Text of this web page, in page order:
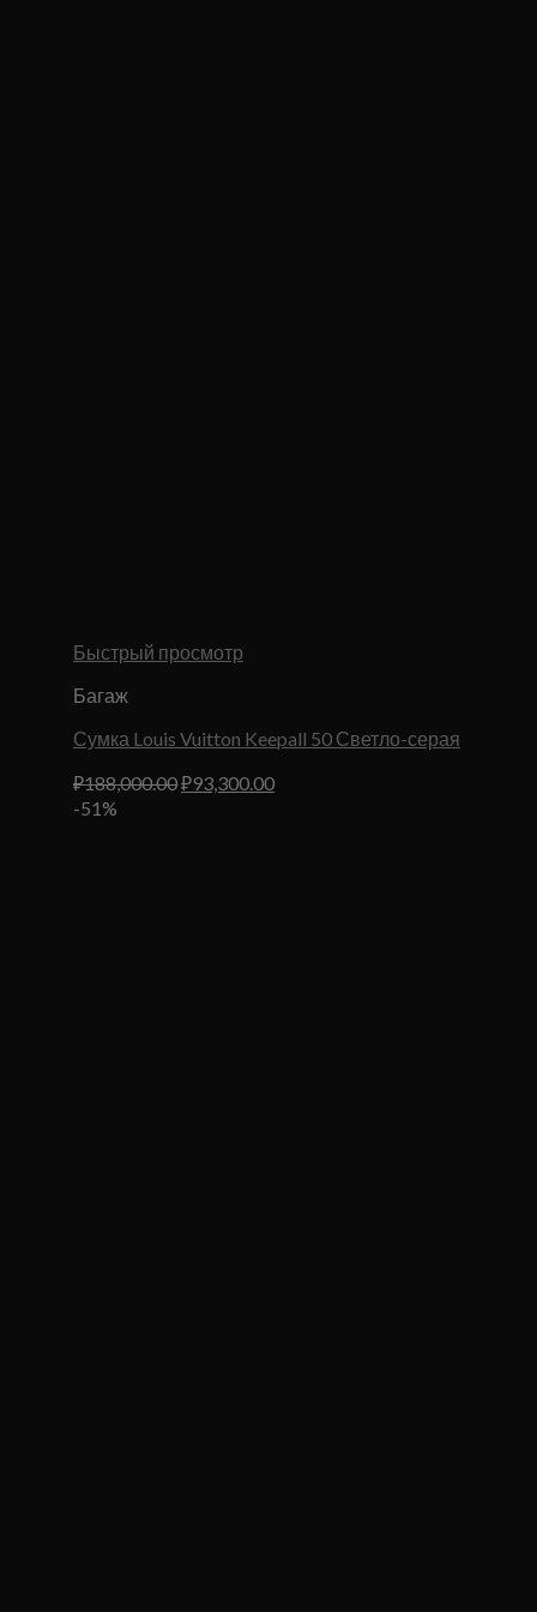
Быстрый просмотр
Багаж
Сумка Louis Vuitton Keepall 50 Светло-серая
₽188,000.00Первоначальная
₽93,300.00Текущая
-51%